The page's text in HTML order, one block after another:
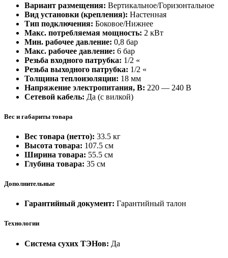
Вариант размещения: Вертикальное/Горизонтальное
Вид установки (крепления): Настенная
Тип подключения: Боковое/Нижнее
Макс. потребляемая мощность: 2 кВт
Мин. рабочее давление: 0,8 бар
Макс. рабочее давление: 6 бар
Резьба входного патрубка: 1/2 «
Резьба выходного патрубка: 1/2 «
Толщина теплоизоляции: 18 мм
Напряжение электропитания, В: 220 — 240 В
Сетевой кабель: Да (с вилкой)
Вес и габариты товара
Вес товара (нетто): 33.5 кг
Высота товара: 107.5 см
Ширина товара: 55.5 см
Глубина товара: 35 см
Дополнительные
Гарантийный документ: Гарантийный талон
Технологии
Система сухих ТЭНов: Да